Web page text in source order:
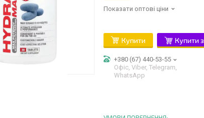
Показати оптові ціни
Купити Купити з
+380 (67) 440-53-55
Офіс, Viber, Telegram,
WhatsApp